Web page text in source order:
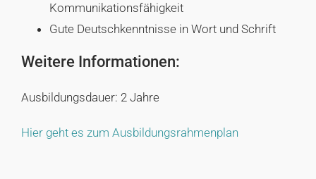
Kommunikationsfähigkeit
Gute Deutschkenntnisse in Wort und Schrift
Weitere Informationen:
Ausbildungsdauer: 2 Jahre
Hier geht es zum Ausbildungsrahmenplan